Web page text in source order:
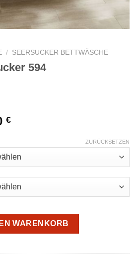
/ SEERSUCKER BETTWÄSCHE
594
€
ZURÜCKSETZEN
Menge
WARENKORB